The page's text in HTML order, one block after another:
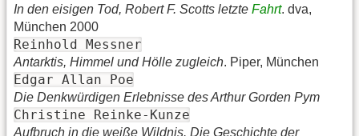
In den eisigen Tod, Robert F. Scotts letzte Fahrt. dva,
München 2000
Reinhold Messner
Antarktis, Himmel und Hölle zugleich. Piper, München
Edgar Allan Poe
Die Denkwürdigen Erlebnisse des Arthur Gorden Pym
Christine Reinke-Kunze
Aufbruch in die weiße Wildnis. Die Geschichte der